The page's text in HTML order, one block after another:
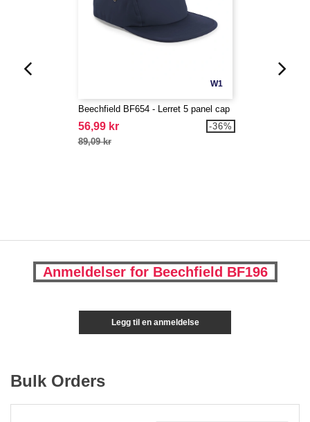
W1
Beechfield BF654 - Lerret 5 panel cap
56,99 kr
89,09 kr
-36%
Anmeldelser for Beechfield BF196
Legg til en anmeldelse
Bulk Orders